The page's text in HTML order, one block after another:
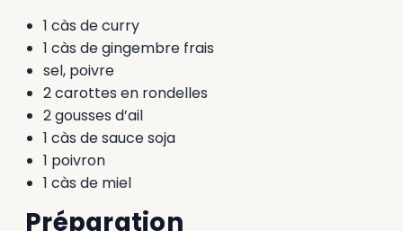
1 càs de curry
1 càs de gingembre frais
sel, poivre
2 carottes en rondelles
2 gousses d’ail
1 càs de sauce soja
1 poivron
1 càs de miel
Préparation